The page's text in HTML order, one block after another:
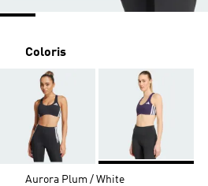
Coloris
Aurora Plum / White